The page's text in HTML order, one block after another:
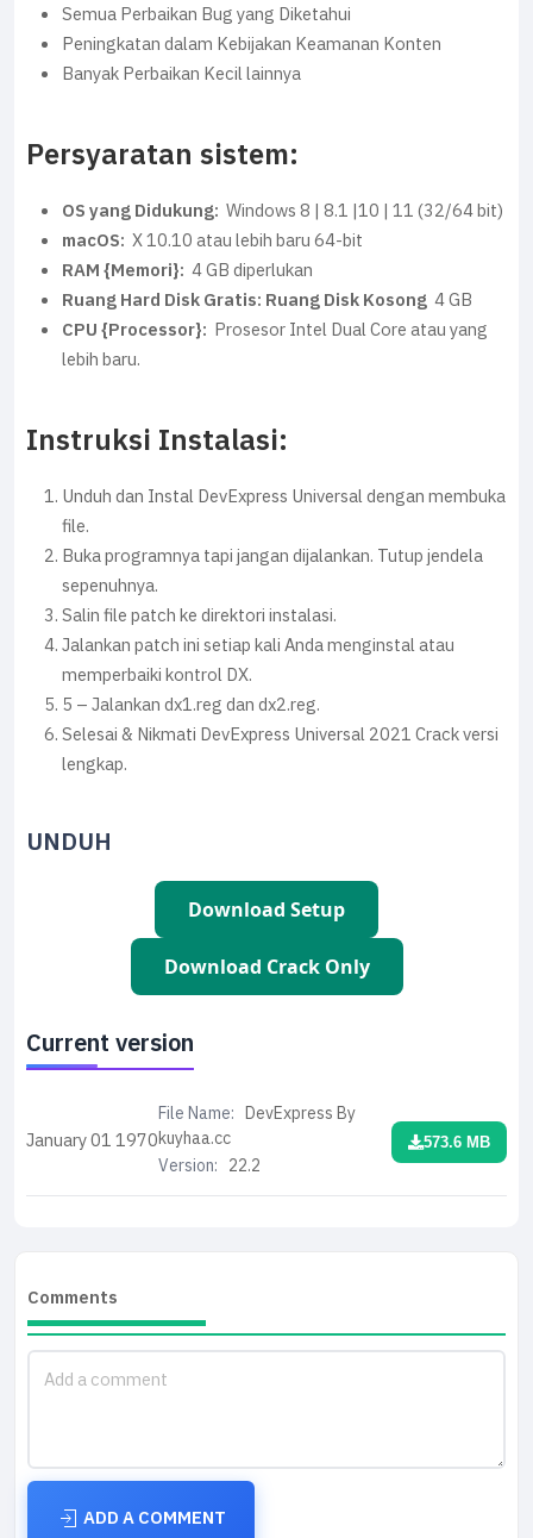
Semua Perbaikan Bug yang Diketahui
Peningkatan dalam Kebijakan Keamanan Konten
Banyak Perbaikan Kecil lainnya
Persyaratan sistem:
OS yang Didukung: Windows 8 | 8.1 |10 | 11 (32/64 bit)
macOS: X 10.10 atau lebih baru 64-bit
RAM {Memori}: 4 GB diperlukan
Ruang Hard Disk Gratis: Ruang Disk Kosong 4 GB
CPU {Processor}: Prosesor Intel Dual Core atau yang
lebih baru.
Instruksi Instalasi:
Unduh dan Instal DevExpress Universal dengan membuka
file.
Buka programnya tapi jangan dijalankan. Tutup jendela
sepenuhnya.
Salin file patch ke direktori instalasi.
Jalankan patch ini setiap kali Anda menginstal atau
memperbaiki kontrol DX.
5 – Jalankan dx1.reg dan dx2.reg.
Selesai & Nikmati DevExpress Universal 2021 Crack versi
lengkap.
UNDUH
Download Setup
Download Crack Only
Current version
January 011970
File Name: DevExpress By
kuyhaa.cc
Version: 22.2
573.6 MB
Comments
ADD A COMMENT